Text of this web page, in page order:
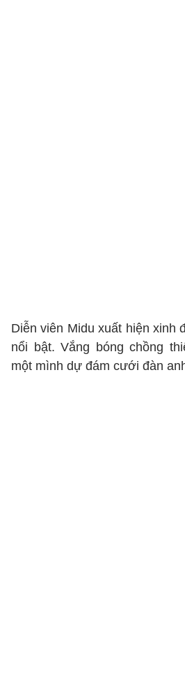
Diễn viên Midu xuất hiện xinh
nổi bật. Vắng bóng chồng
một mình dự đám cưới đàn